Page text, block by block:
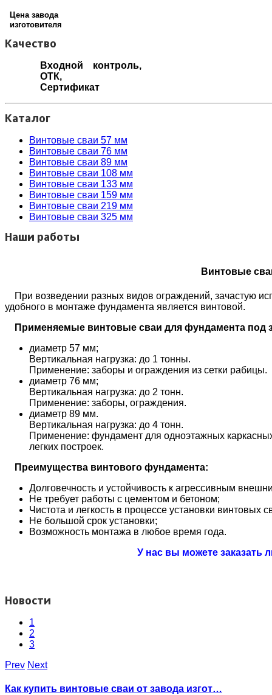
Цена завода
изготовителя
Качество
Входной контроль,
ОТК,
Сертификат
Каталог
Винтовые сваи 57 мм
Винтовые сваи 76 мм
Винтовые сваи 89 мм
Винтовые сваи 108 мм
Винтовые сваи 133 мм
Винтовые сваи 159 мм
Винтовые сваи 219 мм
Винтовые сваи 325 мм
Наши работы
Винтовые
При возведении разных видов ограждений, зачастую
удобного в монтаже фундамента является винтовой.
Применяемые винтовые сваи для фундамента под
диаметр 57 мм;
Вертикальная нагрузка: до 1 тонны.
Применение: заборы и ограждения из сетки рабицы.
диаметр 76 мм;
Вертикальная нагрузка: до 2 тонн.
Применение: заборы, ограждения.
диаметр 89 мм.
Вертикальная нагрузка: до 4 тонн.
Применение: фундамент для одноэтажных
легких построек.
Преимущества винтового фундамента:
Долговечность и устойчивость к агрессивным
Не требует работы с цементом и бетоном;
Чистота и легкость в процессе установки винтовых
Не большой срок установки;
Возможность монтажа в любое время года.
У нас вы можете
Новости
1
2
3
Prev Next
Как купить винтовые сваи от завода изгот…